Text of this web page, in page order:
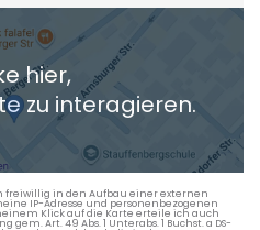
basieren auf den
Dienstag morgens um 8:30.
hier,
zu interagieren.
freiwillig in den Aufbau einer externen
IP-Adresse und personenbezogenen
Klick auf die Karte erteile ich auch
Art. 49 Abs. 1 Unterabs. 1 Buchst. a DS-